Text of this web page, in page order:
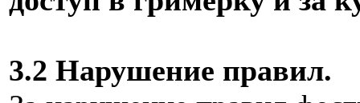
3.2 Нарушение правил.